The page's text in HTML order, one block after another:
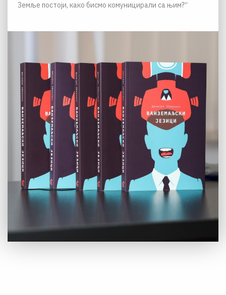
Земље постоји, како бисмо комуницирали са њим?“